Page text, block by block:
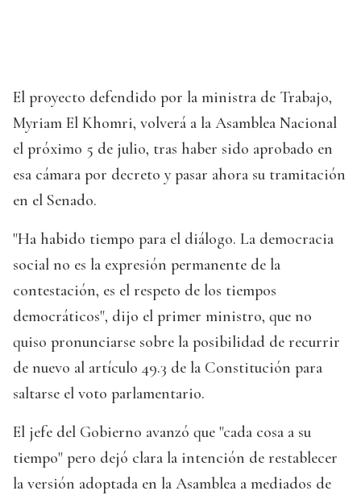
El proyecto defendido por la ministra de Trabajo,
Myriam El Khomri, volverá a la Asamblea Nacional
el próximo 5 de julio, tras haber sido aprobado en
esa cámara por decreto y pasar ahora su tramitación
en el Senado.
"Ha habido tiempo para el diálogo. La democracia
social no es la expresión permanente de la
contestación, es el respeto de los tiempos
democráticos", dijo el primer ministro, que no
quiso pronunciarse sobre la posibilidad de recurrir
de nuevo al artículo 49.3 de la Constitución para
saltarse el voto parlamentario.
El jefe del Gobierno avanzó que "cada cosa a su
tiempo" pero dejó clara la intención de restablecer
la versión adoptada en la Asamblea a mediados de